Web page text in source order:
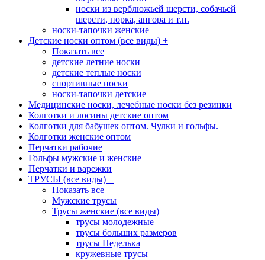
носки из верблюжьей шерсти, собачьей
шерсти, норка, ангора и т.п.
носки-тапочки женские
Детские носки оптом (все виды) +
Показать все
детские летние носки
детские теплые носки
спортивные носки
носки-тапочки детские
Медицинские носки, лечебные носки без резинки
Колготки и лосины детские оптом
Колготки для бабушек оптом. Чулки и гольфы.
Колготки женские оптом
Перчатки рабочие
Гольфы мужские и женские
Перчатки и варежки
ТРУСЫ (все виды) +
Показать все
Мужские трусы
Трусы женские (все виды)
трусы молодежные
трусы больших размеров
трусы Неделька
кружевные трусы